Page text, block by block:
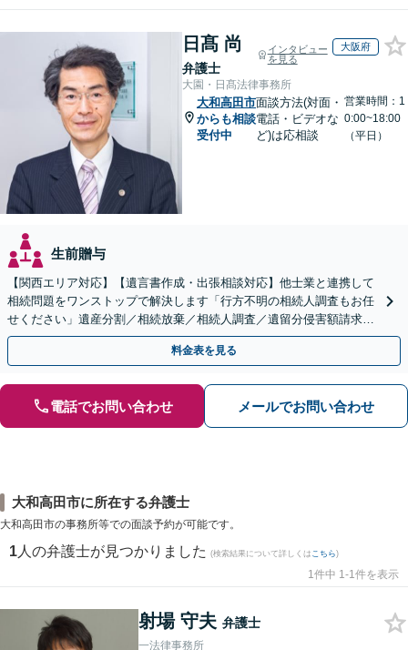
日髙 尚
弁護士
インタビュー
を見る
大阪府
大園・日髙法律事務所
大和高田市
からも相談
受付中
面談方法(対面・
電話・ビデオな
ど)は応相談
営業時間：1
0:00~18:00
（平日）
生前贈与
【関西エリア対応】【遺言書作成・出張相談対応】他士業と連携して
相続問題をワンストップで解決します「行方不明の相続人調査もお任
せください」遺産分割／相続放棄／相続人調査／遺留分侵害額請求／
登記など【休日・夜間面談可】【分割払い対応】
料金表を見る
電話でお問い合わせ メールでお問い合わせ
大和高田市に所在する弁護士
大和高田市の事務所等での面談予約が可能です。
1 人の弁護士が見つかりました (検索結果について詳しくは こちら)
1件中 1-1件を表示
射場 守夫 弁護士
一法律事務所